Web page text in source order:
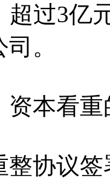
超过3
。
资本看
整协议